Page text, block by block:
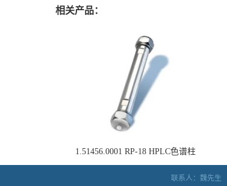
相关产品：
1.51456.0001 RP-18 HPLC色谱柱
联系人：魏先生